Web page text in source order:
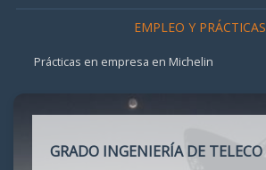
EMPLEO Y PRÁCTICAS
Prácticas en empresa en Michelin
GRADO INGENIERÍA DE TELECO